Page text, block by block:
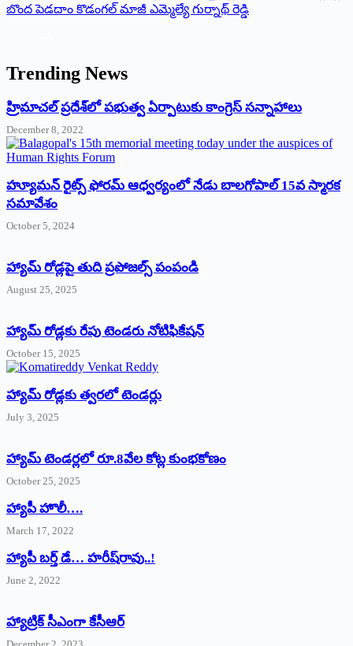
బొంద పెడదాం కొడంగల్ మాజీ ఎమ్మెల్యే గుర్నాథ్ రెడ్డి
Trending News
‌హ్రిమాచల్‌ ‌ప్రదేశ్‌లో పభుత్వ ఏర్పాటుకు కాంగ్రెస్‌ ‌సన్నాహాలు
December 8, 2022
హ్యూమన్‌ రైట్స్‌ ఫోరమ్‌ ఆధ్వర్యంలో నేడు బాలగోపాల్‌ 15వ స్మారక
సమావేశం
October 5, 2024
హ్యామ్‌ రోడ్లపై తుది ప్రపోజల్స్‌ పంపండి
August 25, 2025
హ్యామ్‌ రోడ్లకు రేపు టెండరు నోటిఫికేషన్‌
October 15, 2025
హ్యామ్‌ రోడ్లకు త్వరలో టెండర్లు
July 3, 2025
హ్యామ్‌ ‌టెండర్లలో రూ.8వేల కోట్ల కుంభకోణం
October 25, 2025
హ్యాపీ హొలీ….
March 17, 2022
హ్యాపీ బర్త్ ‌డే… హరీష్‌రావు..!
June 2, 2022
హ్యాట్రిక్‌ ‌సీఎంగా కేసీఆర్‌